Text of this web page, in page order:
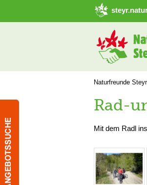
➜ Hauptregion der Seite anspringen
Naturfreunde Steyr
Rad-
Mit dem Radl